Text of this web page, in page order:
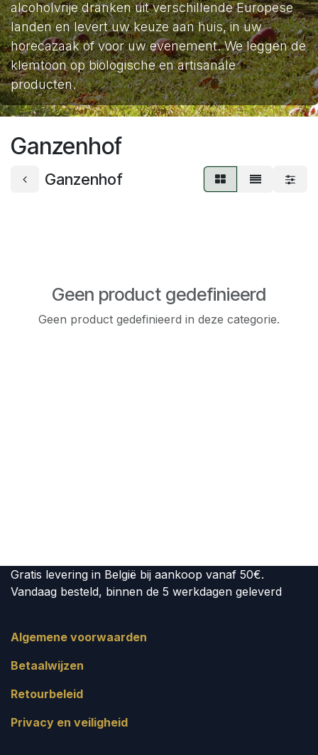
alcoholvrije dranken uit verschillende Europese
landen en levert uw keuze aan huis, in uw
horecazaak of voor uw evenement. We leggen de
klemtoon op biologische en artisanale
producten.
Ganzenhof
Ganzenhof
Geen product gedefinieerd
Geen product gedefinieerd in deze categorie.
Gratis levering in België bij aankoop vanaf 50€.
Vandaag besteld, binnen de 5 werkdagen geleverd
Algemene voorwaarden
Betaalwijzen
Retourbeleid
Privacy en veiligheid